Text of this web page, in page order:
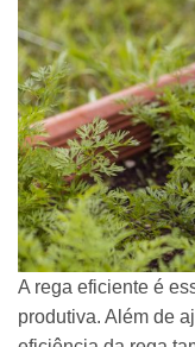
A rega eficiente é
produtiva. Além de